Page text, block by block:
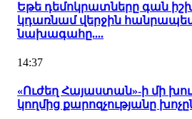
Եթե դեմոկրատները գան
կդառնամ վերջին
նախագահը....
14:37
«Ուժեղ Հայաստան»-ի մի
կողմից քարոզչությանը